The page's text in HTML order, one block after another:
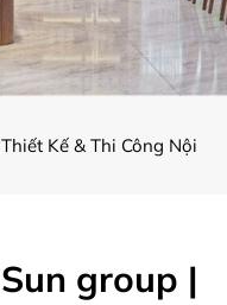
Kế & Thi Công Nội
group |